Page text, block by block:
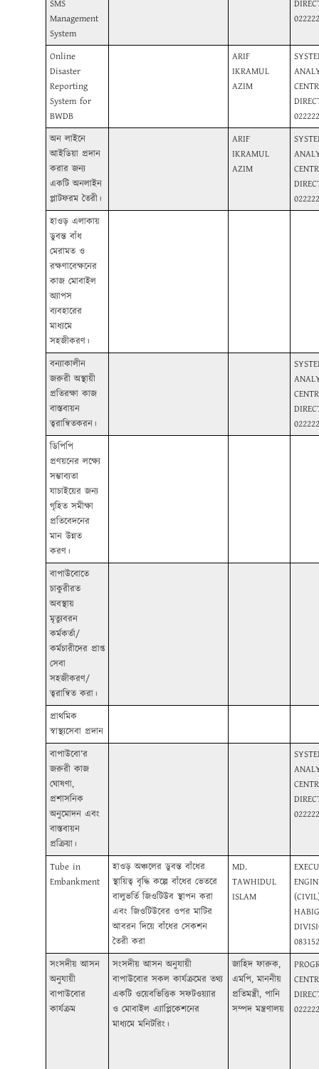
SMS
Management
System
Online
Disaster
Reporting
System for
BWDB
ARIF
IKRAMUL
AZIM
অন লাইনে
আইডিয়া প্রদান
করার জন্য
একটি অনলাইন
প্লাটফরম তৈরী।
ARIF
IKRAMUL
AZIM
হাওড় এলাকায়
ডুবন্ত বাঁধ
মেরামত ও
রক্ষণাবেক্ষনের
কাজ মোবাইল
অ্যাপস
ব্যবহারের
মাধ্যমে
সহজীকরণ।
বন্যাকালীন
জরুরী অস্থায়ী
প্রতিরক্ষা কাজ
বাস্তবায়ন
ত্বরান্বিতকরন।
ডিপিপি
প্রণয়নের লক্ষ্যে
সম্ভাব্যতা
যাচাইয়ের জন্য
গৃহিত সমীক্ষা
প্রতিবেদনের
মান উন্নত
করণ।
বাপাউবোতে
চাকুরীরত
অবস্থায়
মৃত্যুবরন
কর্মকর্তা/
কর্মচারীদের প্রাপ্ত
সেবা
সহজীকরণ/
ত্বরান্বিত করা।
প্রাথমিক
স্বাস্থ্যসেবা প্রদান
বাপাউবো’র
জরুরী কাজ
ঘোষণা,
প্রশাসনিক
অনুমোদন এবং
বাস্তবায়ন
প্রক্রিয়া।
Tube in
Embankment
হাওড় অঞ্চলের ডুবন্ত বাঁধের
স্থায়িত্ব বৃদ্ধি কল্পে বাঁধের ভেতরে
বালুভর্তি জিওটিউব স্থাপন করা
এবং জিওটিউবের ওপর মাটির
আবরন দিয়ে বাঁধের সেকশন
তৈরী করা
MD.
TAWHIDUL
ISLAM
সংসদীয় আসন
অনুযায়ী
বাপাউবোর
কার্যক্রম
সংসদীয় আসন অনুযায়ী
বাপাউবোর সকল কার্যক্রমের তথ্য
একটি ওয়েবভিত্তিক সফটওয়্যার
ও মোবাইল এ্যাপ্লিকেশনের
মাধ্যমে মনিটরিং।
জাহিদ ফারুক,
এমপি, মাননীয়
প্রতিমন্ত্রী, পানি
সম্পদ মন্ত্রণালয়